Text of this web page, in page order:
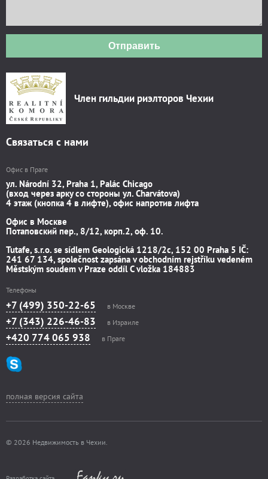
Отправить
Член гильдии риэлторов Чехии
Связаться с нами
Офис в Праге
ул. Národní 32, Praha 1, Palác Chicago
(вход через арку со стороны ул. Charvátova)
4 этаж (кнопка 4 в лифте), офис напротив лифта
Офис в Москве
Потаповский пер., 8/12, корп.2, оф. 10.
Tutafe, s.r.o. se sídlem Geologická 1218/2c, 152 00 Praha 5 IČ:
241 67 134, společnost zapsána v obchodním rejstříku vedeném
Městským soudem v Praze oddíl C vložka 184883
Телефоны
+7 (499) 350-22-65 в Москве
+7 (343) 226-46-83 в Израиле
+420 774 065 938 в Праге
полная версия сайта
© 2026 Недвижимость в Чехии.